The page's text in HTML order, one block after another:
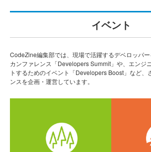
イベント
CodeZine編集部では、現場で活躍するデベロッパ
カンファレンス「Developers Summit」や、エンジ
トするためのイベント「Developers Boost」など、
ンスを企画・運営しています。